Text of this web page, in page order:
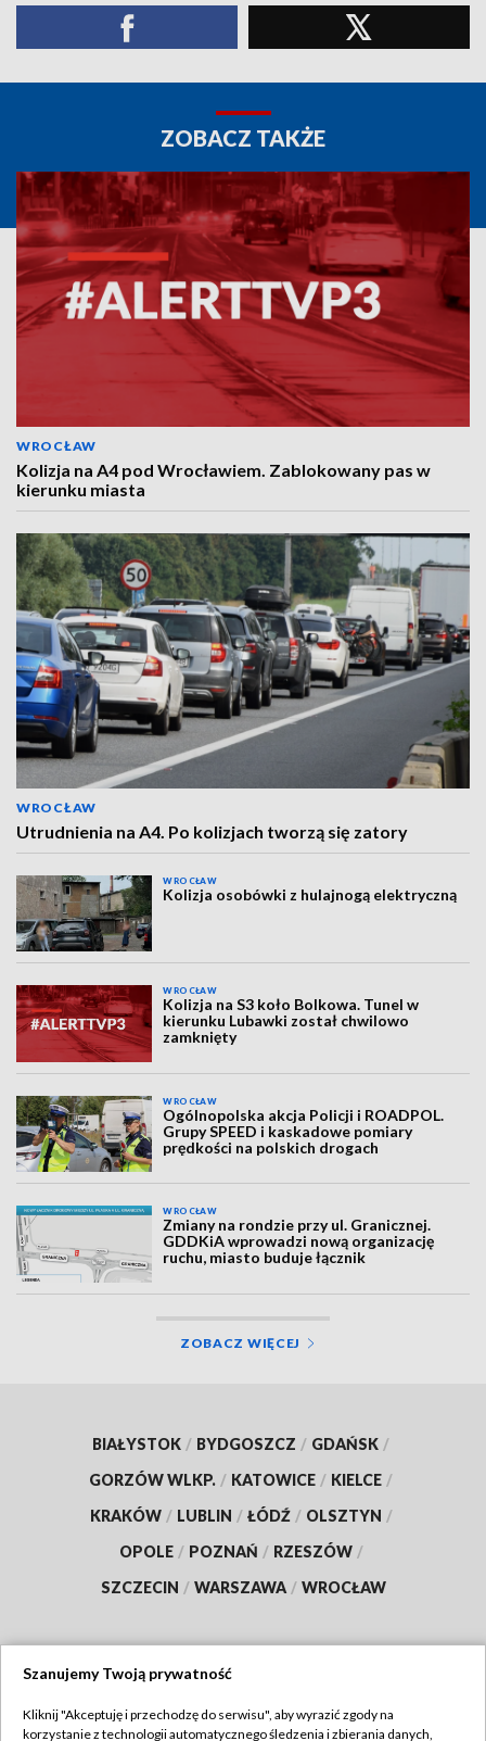
ZOBACZ TAKŻE
WROCŁAW
Kolizja na A4 pod Wrocławiem. Zablokowany pas w
kierunku miasta
WROCŁAW
Utrudnienia na A4. Po kolizjach tworzą się zatory
WROCŁAW
Kolizja osobówki z hulajnogą elektryczną
WROCŁAW
Kolizja na S3 koło Bolkowa. Tunel w
kierunku Lubawki został chwilowo
zamknięty
WROCŁAW
Ogólnopolska akcja Policji i ROADPOL.
Grupy SPEED i kaskadowe pomiary
prędkości na polskich drogach
WROCŁAW
Zmiany na rondzie przy ul. Granicznej.
GDDKiA wprowadzi nową organizację
ruchu, miasto buduje łącznik
ZOBACZ WIĘCEJ
BIAŁYSTOK / BYDGOSZCZ / GDAŃSK /
GORZÓW WLKP. / KATOWICE / KIELCE /
KRAKÓW / LUBLIN / ŁÓDŹ / OLSZTYN /
OPOLE / POZNAŃ / RZESZÓW /
SZCZECIN / WARSZAWA / WROCŁAW
Szanujemy Twoją prywatność
Kliknij "Akceptuję i przechodzę do serwisu", aby wyrazić zgody na
korzystanie z technologii automatycznego śledzenia i zbierania danych,